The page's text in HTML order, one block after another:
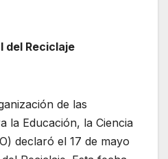
del Reciclaje
de las
la Educación, la Ciencia
declaró el 17 de mayo